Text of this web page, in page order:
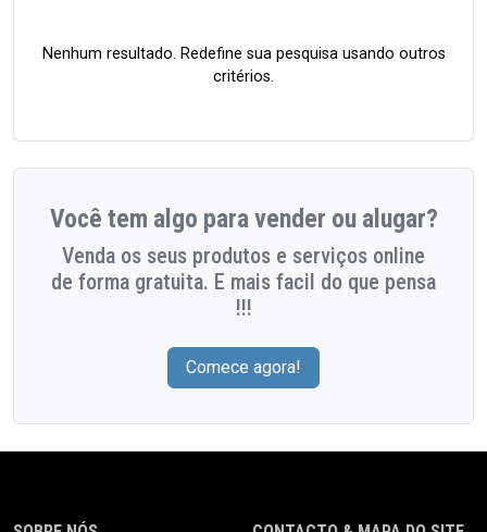
Nenhum resultado. Redefine sua pesquisa usando outros
critérios.
Você tem algo para vender ou alugar?
Venda os seus produtos e serviços online
de forma gratuita. E mais facil do que pensa
!!!
Comece agora!